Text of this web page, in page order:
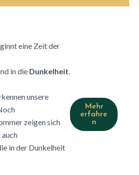
eine Zeit der
in die Dunkelheit.
unsere
zeigen sich
auch
in der Dunkelheit
Mehr
erfahre
n